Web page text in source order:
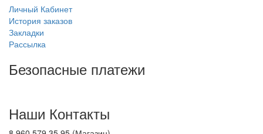
Личный Кабинет
История заказов
Закладки
Рассылка
Безопасные платежи
Наши Контакты